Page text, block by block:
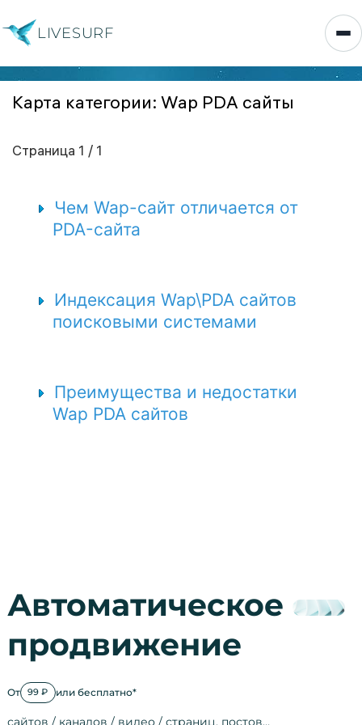
LIVESURF
Карта категории: Wap PDA сайты
Страница 1 / 1
Чем Wap-сайт отличается от
PDA-сайта
Индексация Wap\PDA сайтов
поисковыми системами
Преимущества и недостатки
Wap PDA сайтов
Автоматическое
продвижение
От 99 ₽ или бесплатно*
сайтов / каналов / видео / страниц, постов…